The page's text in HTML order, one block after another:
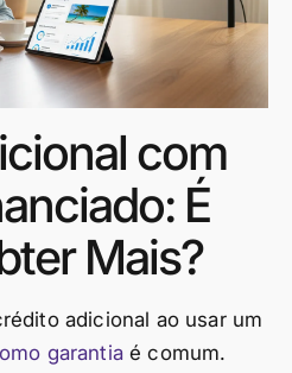
com
É
Mais?
adicional ao usar um
garantiaé comum.